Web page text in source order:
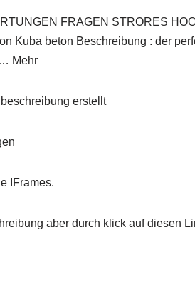
FRAGEN STRORES
Kuba beton Beschreibung : der
Mehr
erstellt
IFrames.
aber durch klick auf diesen